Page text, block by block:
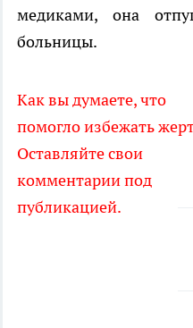
медиками, она
больницы.
Как вы думаете, что
помогло избежать
Оставляйте свои
комментарии под
публикацией.